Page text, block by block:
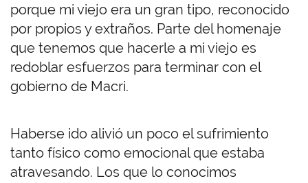
porque mi viejo era un gran tipo, reconocido
por propios y extraños. Parte del homenaje
que tenemos que hacerle a mi viejo es
redoblar esfuerzos para terminar con el
gobierno de Macri.
Haberse ido alivió un poco el sufrimiento
tanto físico como emocional que estaba
atravesando. Los que lo conocimos